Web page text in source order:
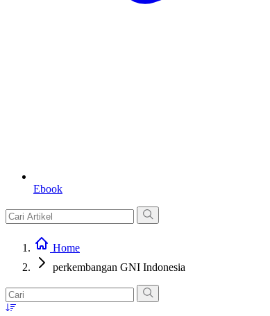
Ebook
Home
perkembangan GNI Indonesia